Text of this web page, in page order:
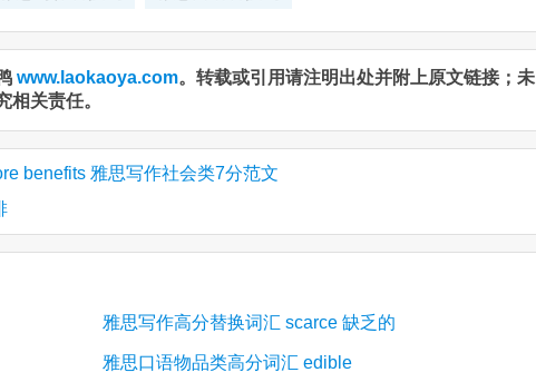
www.laokaoya.com。转载或引用请注明出处并附上原文链接；未
关责任。
benefits 雅思写作社会类7分范文
雅思写作高分替换词汇 scarce 缺乏的
雅思口语物品类高分词汇 edible